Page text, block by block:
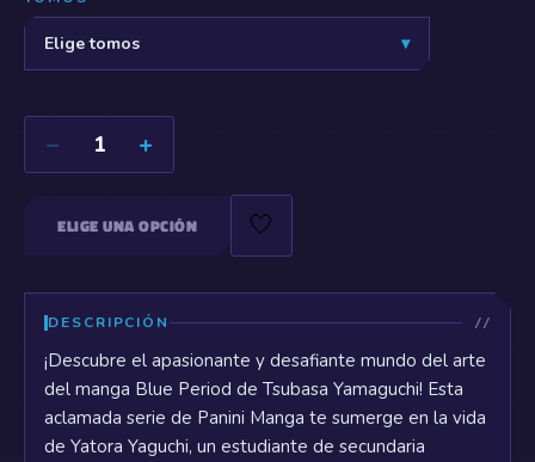
Elige tomos ▾
− 1 +
ELIGE UNA OPCIÓN 🤍
DESCRIPCIÓN
¡Descubre el apasionante y desafiante mundo del arte
del manga Blue Period de Tsubasa Yamaguchi! Esta
aclamada serie de Panini Manga te sumerge en la vida
de Yatora Yaguchi, un estudiante de secundaria